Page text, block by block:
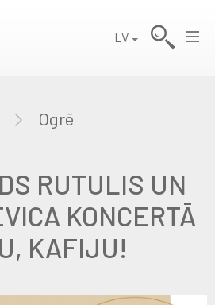
LV
Ogrē
RUTULIS UN
KONCERTĀ
KAFIJU!